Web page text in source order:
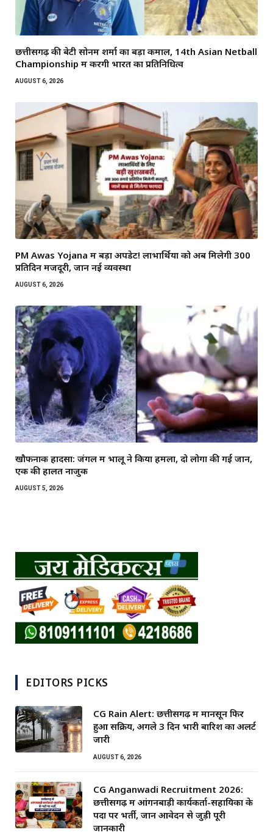
छत्तीसगढ़ की बेटी सोनम शर्मा का बड़ा कमाल, 14th Asian Netball
Championship में करेंगी भारत का प्रतिनिधित्व
AUGUST 6, 2026
PM Awas Yojana में बड़ा अपडेट! लाभार्थियों को अब मिलेगी ₹300
प्रतिदिन मजदूरी, जानें नई व्यवस्था
AUGUST 6, 2026
खौफनाक हादसा: जंगल में भालू ने किया हमला, दो लोगों की गई जान,
एक की हालत नाजुक
AUGUST 5, 2026
EDITORS PICKS
CG Rain Alert: छत्तीसगढ़ में मानसून फिर
हुआ सक्रिय, अगले 3 दिन भारी बारिश का अलर्ट
जारी
AUGUST 6, 2026
CG Anganwadi Recruitment 2026:
छत्तीसगढ़ में आंगनबाड़ी कार्यकर्ता-सहायिका के
पदों पर भर्ती, जानें आवेदन से जुड़ी पूरी
जानकारी